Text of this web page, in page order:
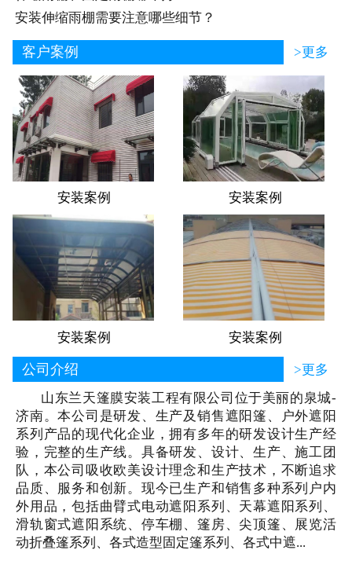
安装伸缩雨棚需要注意哪些细节？
客户案例 >更多
安装案例 安装案例
安装案例 安装案例
公司介绍
>更多
山东兰天篷膜安装工程有限公司位于美丽的泉城-
济南。本公司是研发、生产及销售遮阳篷、户外遮阳
系列产品的现代化企业，拥有多年的研发设计生产经
验，完整的生产线。具备研发、设计、生产、施工团
队，本公司吸收欧美设计理念和生产技术，不断追求
品质、服务和创新。现今已生产和销售多种系列户内
外用品，包括曲臂式电动遮阳系列、天幕遮阳系列、
滑轨窗式遮阳系统、停车棚、篷房、尖顶篷、展览活
动折叠篷系列、各式造型固定篷系列、各式中遮...